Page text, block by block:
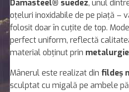
Damasteel® suedez, unul
oțeluri inoxidabile de pe piață –
folosit doar în cuțite de top.
perfect uniform, reflectă
material obținut prin
Mânerul este realizat din fildeș
sculptat cu migală pe ambele